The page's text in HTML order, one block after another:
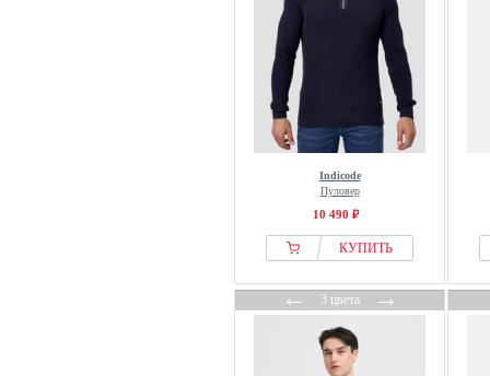
Indicode
Пуловер
10 490 ₽
КУПИТЬ
←3 цвета→